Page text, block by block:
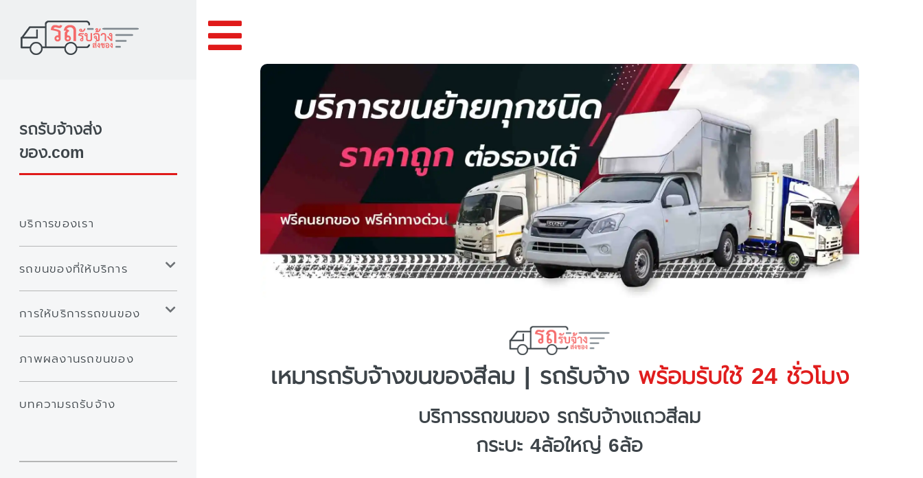
เหมารถรับจ้างขนของสีลม | รถรับจ้างพร้อมรับใช้ 24 ชั่วโมง
บริการรถขนของ รถรับจ้างแถวสีลม
กระบะ 4ล้อใหญ่ 6ล้อ
รถรับจ้างส่ง
ของ.com
บริการของเรา
รถขนของที่ให้บริการ
การให้บริการรถขนของ
ภาพผลงานรถขนของ
บทความรถรับจ้าง